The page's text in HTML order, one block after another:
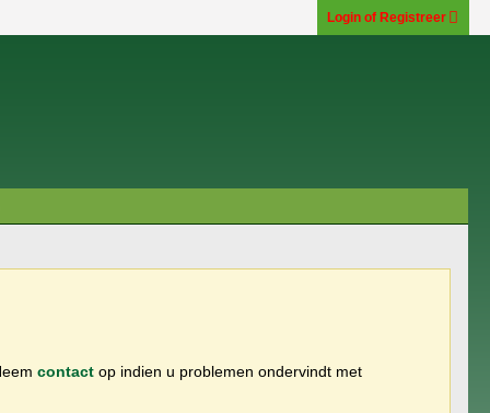
Login of Registreer
contact op indien u problemen ondervindt met